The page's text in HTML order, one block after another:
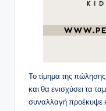
Το τίμημα της
και θα ενισχύσει τα
συναλλαγή προέκυψε